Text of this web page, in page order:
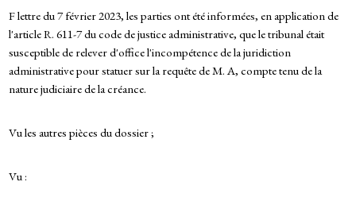
F lettre du 7 février 2023, les parties ont été informées, en application de
l'article R. 611-7 du code de justice administrative, que le tribunal était
susceptible de relever d'office l'incompétence de la juridiction
administrative pour statuer sur la requête de M. A, compte tenu de la
nature judiciaire de la créance.
Vu les autres pièces du dossier ;
Vu :